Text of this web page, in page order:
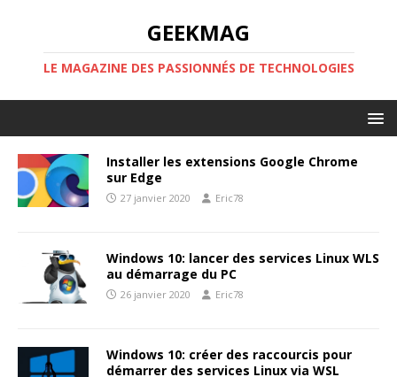
GEEKMAG
LE MAGAZINE DES PASSIONNÉS DE TECHNOLOGIES
Installer les extensions Google Chrome
sur Edge
27 janvier 2020 Eric78
Windows 10: lancer des services Linux WLS
au démarrage du PC
26 janvier 2020 Eric78
Windows 10: créer des raccourcis pour
démarrer des services Linux via WSL